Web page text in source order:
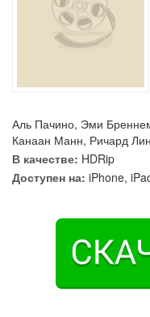
Аль Пачино, Эми
Канаан Манн, Ричард
В качестве: HDRip
Доступен на: iPhone,